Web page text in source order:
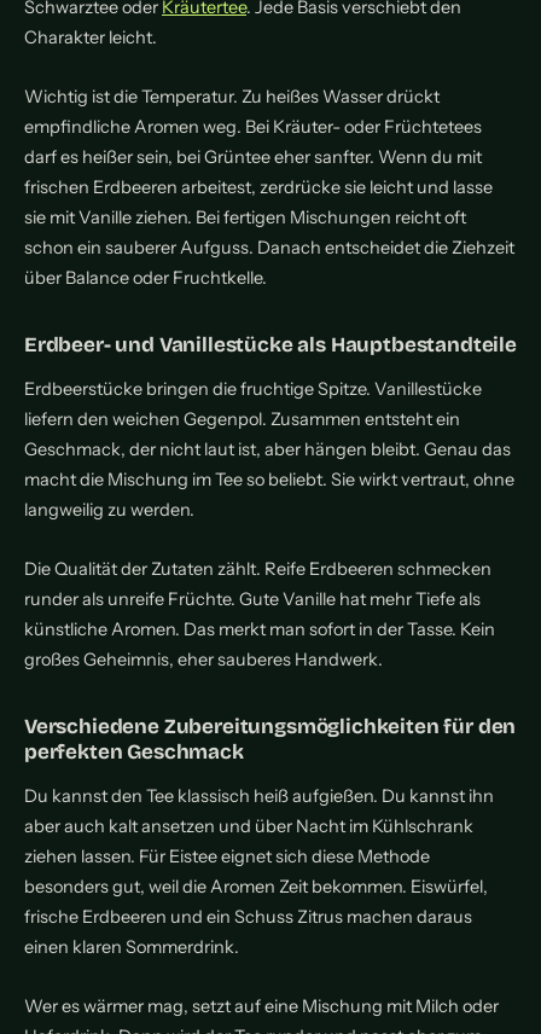
Schwarztee oder Kräutertee. Jede Basis verschiebt den
Charakter leicht.
Wichtig ist die Temperatur. Zu heißes Wasser drückt
empfindliche Aromen weg. Bei Kräuter- oder Früchtetees
darf es heißer sein, bei Grüntee eher sanfter. Wenn du mit
frischen Erdbeeren arbeitest, zerdrücke sie leicht und lasse
sie mit Vanille ziehen. Bei fertigen Mischungen reicht oft
schon ein sauberer Aufguss. Danach entscheidet die Ziehzeit
über Balance oder Fruchtkelle.
Erdbeer- und Vanillestücke als Hauptbestandteile
Erdbeerstücke bringen die fruchtige Spitze. Vanillestücke
liefern den weichen Gegenpol. Zusammen entsteht ein
Geschmack, der nicht laut ist, aber hängen bleibt. Genau das
macht die Mischung im Tee so beliebt. Sie wirkt vertraut, ohne
langweilig zu werden.
Die Qualität der Zutaten zählt. Reife Erdbeeren schmecken
runder als unreife Früchte. Gute Vanille hat mehr Tiefe als
künstliche Aromen. Das merkt man sofort in der Tasse. Kein
großes Geheimnis, eher sauberes Handwerk.
Verschiedene Zubereitungsmöglichkeiten für den
perfekten Geschmack
Du kannst den Tee klassisch heiß aufgießen. Du kannst ihn
aber auch kalt ansetzen und über Nacht im Kühlschrank
ziehen lassen. Für Eistee eignet sich diese Methode
besonders gut, weil die Aromen Zeit bekommen. Eiswürfel,
frische Erdbeeren und ein Schuss Zitrus machen daraus
einen klaren Sommerdrink.
Wer es wärmer mag, setzt auf eine Mischung mit Milch oder